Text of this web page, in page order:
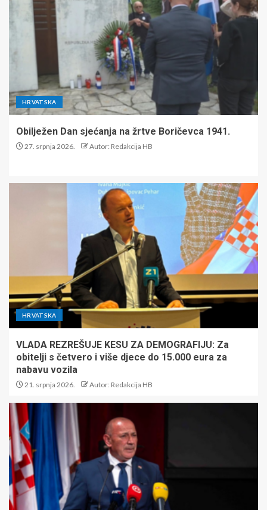
HRVATSKA
Obilježen Dan sjećanja na žrtve Boričevca 1941.
27. srpnja 2026. Autor: Redakcija HB
HRVATSKA
VLADA REZREŠUJE KESU ZA DEMOGRAFIJU: Za
obitelji s četvero i više djece do 15.000 eura za
nabavu vozila
21. srpnja 2026. Autor: Redakcija HB